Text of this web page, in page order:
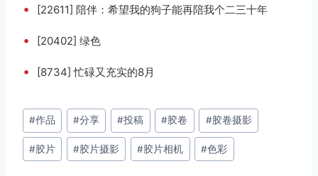
• [22611] 陪伴：希望我的狗子能再陪我个二三十年
• [20402] 绿色
• [8734] 忙碌又充实的8月
文
章
标
#作品 #分享 #投稿 #胶卷 #胶卷摄影
#胶片 #胶片摄影 #胶片相机 #色彩